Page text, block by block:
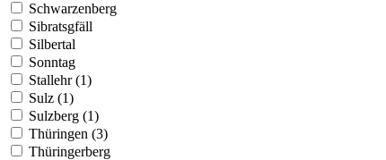
Schwarzenberg
Sibratsgfäll
Silbertal
Sonntag
Stallehr (1)
Sulz (1)
Sulzberg (1)
Thüringen (3)
Thüringerberg